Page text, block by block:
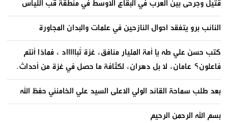
قتيل وجرحى بين العرب في البقاع الاوسط في منطقة قب اللياس
النائب برو يتفقد احوال النازحين في علمات والبدان المجاورة
كتب حسن علي طه يا أمة المليار منافق، غزة تُباااااد ، فماذا أنتم
فاعلون؟ عامان، لا بل دهران، لكثافة ما حصل في غزة من أحداث.
بعد طلب سماحة القائد الولي الاعلى السيد علي الخامنئي حفظ الله
بسم الله الرحمن الرحيم